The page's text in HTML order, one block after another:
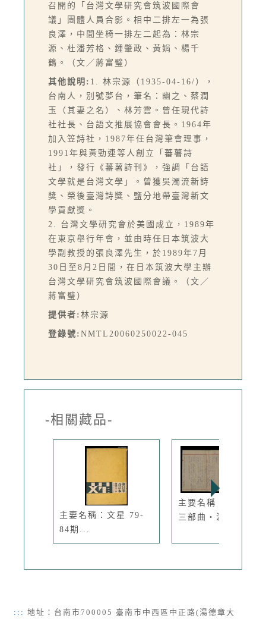
召開的「台灣文學研究會筑波國際會
議」團體人員合影。相中二排左一為張
良澤，中間坐椅一排左二起為：林宗
源、杜潘芳格、鍾肇政、黃娟、楊千
鶴。（文／蔣富璧）
其他說明: 1. 林宗源（1935-04-16/），
台南人，別號夢台，筆名：幽之、蔡潤
玉（其妻之名）、林芳雲。曾任現代詩
社社長、台語文推展協會會長。1964年
加入笠詩社，1987年任台灣筆會理事，
1991年與黃勁連等人創立「蕃薯詩
社」，發行《蕃薯詩刊》，強調「台語
文學就是台灣文學」。曾獲吳濁流新詩
獎、榮後臺灣詩獎、鹽分地帶臺灣新文
學貢獻獎。
2. 台灣文學研究會於美國成立，1989年
在東京舉行年會，並由時任日本筑波大
學副教授的張良澤先生，於1989年7月
30日至8月2日間，在日本筑波大學主辦
台灣文學研究會筑波國際會議。（文／
蔣富璧）
提供者: 林宗源
登錄號: NMTL20060250022-045
-相關藏品-
主要名稱：文星 79-
84期...
主要名稱：《台灣人
三部曲‧滄...
::: 地址：台南市700005 臺南市中西區中正路(湯德章大